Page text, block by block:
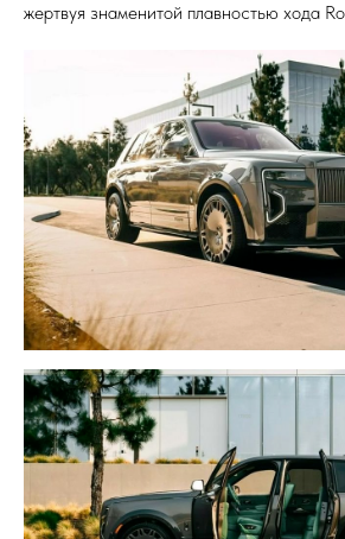
жертвуя знаменитой плавностью хода